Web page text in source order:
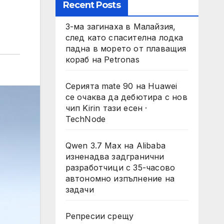
Recent Posts
3-ма загинаха в Малайзия,
след като спасителна лодка
падна в морето от плаващия
кораб на Petronas
Серията mate 90 на Huawei
се очаква да дебютира с нов
чип Kirin тази есен ·
TechNode
Qwen 3.7 Max на Alibaba
изненадва задгранични
разработчици с 35-часово
автономно изпълнение на
задачи
Репресии срещу